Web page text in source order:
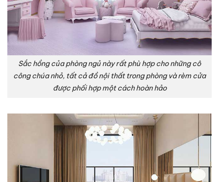
Sắc hồng của phòng ngủ này rất phù hợp cho những cô
công chúa nhỏ, tất cả đồ nội thất trong phòng và rèm cửa
được phối hợp một cách hoàn hảo